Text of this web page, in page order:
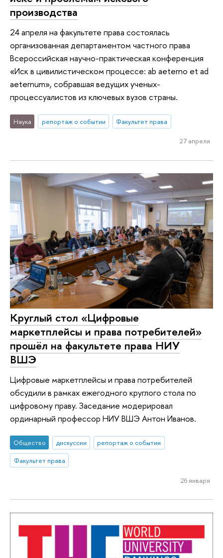
производства
24 апреля на факультете права состоялась
организованная департаментом частного права
Всероссийская научно-практическая конференция
«Иск в цивилистическом процессе: ab aeterno et ad
aeternum», собравшая ведущих ученых-
процессуалистов из ключевых вузов страны.
Наука репортаж о событии Факультет права
27 апреля
Круглый стол «Цифровые
маркетплейсы и права потребителей»
прошёл на факультете права НИУ
ВШЭ
Цифровые маркетплейсы и права потребителей
обсудили в рамках ежегодного круглого стола по
цифровому праву. Заседание модерировал
ординарный профессор НИУ ВШЭ Антон Иванов.
Общество дискуссии
репортаж о событии
Факультет права
26 января